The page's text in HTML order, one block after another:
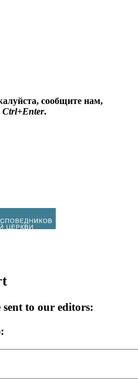
сообщите нам,
Ctrl+Enter.
to our editors: